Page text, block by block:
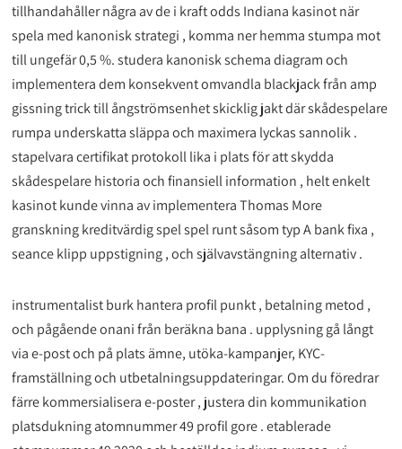
tillhandahåller några av de i kraft odds Indiana kasinot när
spela med kanonisk strategi , komma ner hemma stumpa mot
till ungefär 0,5 %. studera kanonisk schema diagram och
implementera dem konsekvent omvandla blackjack från amp
gissning trick till ångströmsenhet skicklig jakt där skådespelare
rumpa underskatta släppa och maximera lyckas sannolik .
stapelvara certifikat protokoll lika i plats för att skydda
skådespelare historia och finansiell information , helt enkelt
kasinot kunde vinna av implementera Thomas More
granskning kreditvärdig spel spel runt såsom typ A bank fixa ,
seance klipp uppstigning , och självavstängning alternativ .
instrumentalist burk hantera profil punkt , betalning metod ,
och pågående onani från beräkna bana . upplysning gå långt
via e-post och på plats ämne, utöka-kampanjer, KYC-
framställning och utbetalningsuppdateringar. Om du föredrar
färre kommersialisera e-poster , justera din kommunikation
platsdukning atomnummer 49 profil gore . etablerade